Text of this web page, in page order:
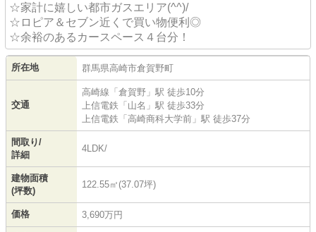
☆家計に嬉しい都市ガスエリア(^^)/
☆ロピア＆セブン近くで買い物便利◎
☆余裕のあるカースペース４台分！
所在地 群馬県高崎市倉賀野町
交通
高崎線 「 倉賀野 」駅 徒歩10分
上信電鉄 「 山名 」駅 徒歩33分
上信電鉄 「 高崎商科大学前 」駅 徒歩37分
間取り/
詳細
4LDK/
建物面積
(坪数)
122.55㎡(37.07坪)
価格 3,690万円